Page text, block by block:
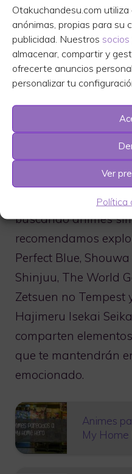
Otakuchandesu.com
anónimas, propias para su
publicidad. Nuestros socios
almacenar, compartir y
ofrecerte anuncios
personalizar tu
Ver
Política
secundaria que es
mundo paralelo. Allí,
habilidad de volver a
muere, lo que lo
desafíos y peligros.
Conclusión
Oshi no ko es un
emocionante que
de muchos fanáticos
buscando animes
recomendamos
Perfect Blue,
Shinjuu, The World
Zetsuen no Tempest
Hajimeru Isekai
comparten
que te mantendrán
emocionado.
Animes
My Home